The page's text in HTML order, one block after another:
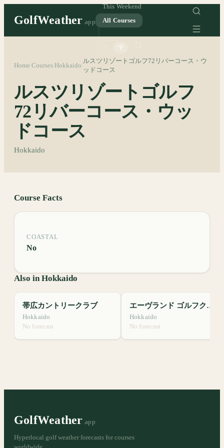
GolfWeather .app
This Weekend
All Courses
Home Courses Hokkaido
ルスツリゾートゴルフ72リバーコース・ウ
ッドコース
ルスツリゾートゴルフ
72リバーコース・ウッ
ドコース
Hokkaido
Course Facts
COASTAL
No
Also in Hokkaido
帯広カントリークラブ
Hokkaido
No forecast
エーヴランド ゴルフクラブ
Hokkaido
No forecast
GolfWeather .app
Hyperlocal golf weather forecasts for courses